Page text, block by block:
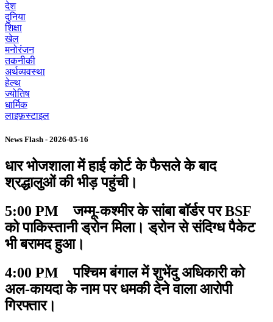
देश
दुनिया
शिक्षा
खेल
मनोरंजन
तकनीकी
अर्थव्यवस्था
हेल्थ
ज्योतिष
धार्मिक
लाइफ़स्टाइल
News Flash - 2026-05-16
धार भोजशाला में हाई कोर्ट के फैसले के बाद
श्रद्धालुओं की भीड़ पहुंची।
5:00 PM जम्मू-कश्मीर के सांबा बॉर्डर पर BSF
को पाकिस्तानी ड्रोन मिला। ड्रोन से संदिग्ध पैकेट
भी बरामद हुआ।
4:00 PM पश्चिम बंगाल में शुभेंदु अधिकारी को
अल-कायदा के नाम पर धमकी देने वाला आरोपी
गिरफ्तार।